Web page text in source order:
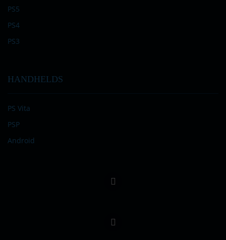
PS5
PS4
PS3
HANDHELDS
PS Vita
PSP
Android